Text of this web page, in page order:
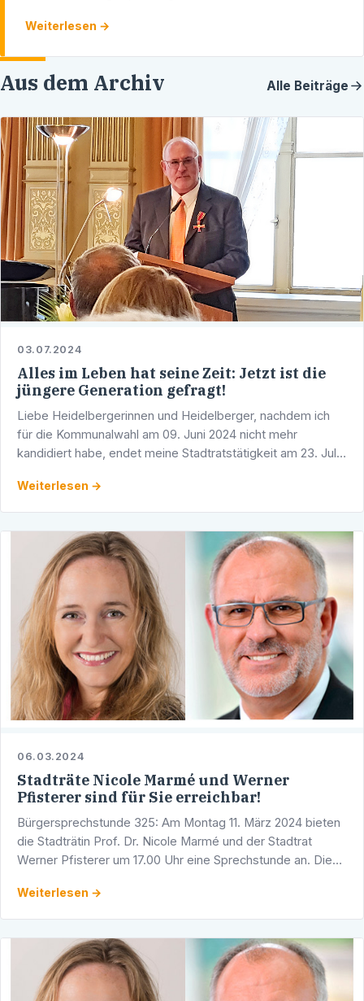
Weiterlesen →
Aus dem Archiv Alle Beiträge
03.07.2024
Alles im Leben hat seine Zeit: Jetzt ist die
jüngere Generation gefragt!
Liebe Heidelbergerinnen und Heidelberger, nachdem ich
für die Kommunalwahl am 09. Juni 2024 nicht mehr
kandidiert habe, endet meine Stadtratstätigkeit am 23. Juli
Weiterlesen →
06.03.2024
Stadträte Nicole Marmé und Werner
Pfisterer sind für Sie erreichbar!
Bürgersprechstunde 325: Am Montag 11. März 2024 bieten
die Stadträtin Prof. Dr. Nicole Marmé und der Stadtrat
Werner Pfisterer um 17.00 Uhr eine Sprechstunde an. Diese
Weiterlesen →